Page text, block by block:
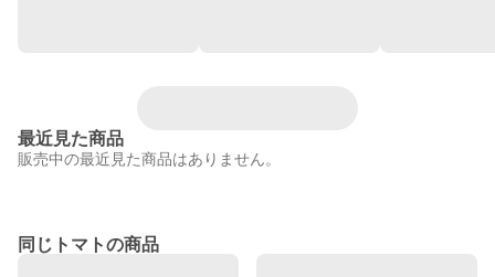
最近見た商品
販売中の最近見た商品はありません。
同じトマトの商品